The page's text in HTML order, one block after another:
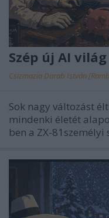
Szép új AI világ
Csizmazia Darab István
Sok nagy változást
mindenki életét
ben a ZX-